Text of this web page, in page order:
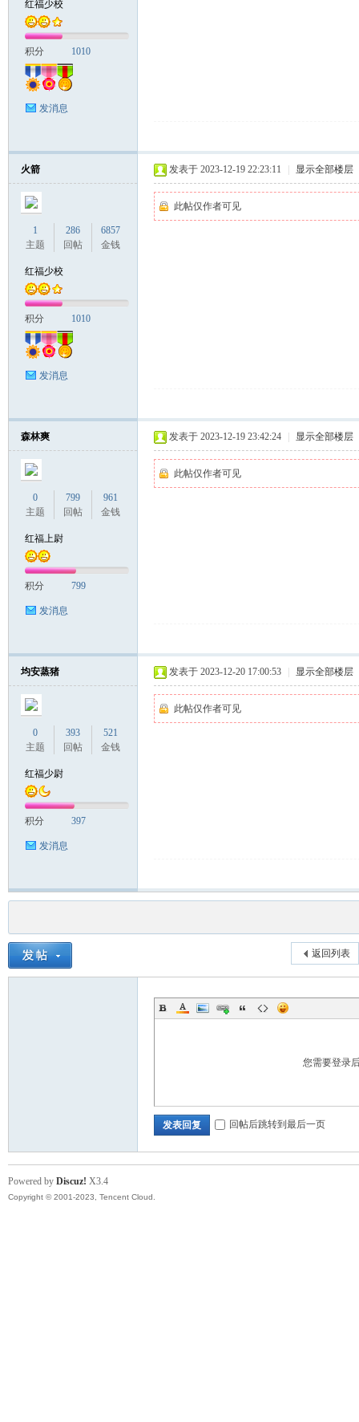
红福少校
积分 1010
发消息
火箭
1
主题
286
回帖
6857
金钱
红福少校
积分 1010
发消息
发表于 2023-12-19 22:23:11 显示全部楼层
此帖仅作者可见
森林爽
0
主题
799
回帖
961
金钱
红福上尉
积分 799
发消息
发表于 2023-12-19 23:42:24 显示全部楼层
此帖仅作者可见
均安蒸猪
0
主题
393
回帖
521
金钱
红福少尉
积分 397
发消息
发表于 2023-12-20 17:00:53 显示全部楼层
此帖仅作者可见
返回列表
您需要登录
发表回复 回帖后跳转到最后一页
Powered by Discuz! X3.4
Copyright © 2001-2023, Tencent Cloud.